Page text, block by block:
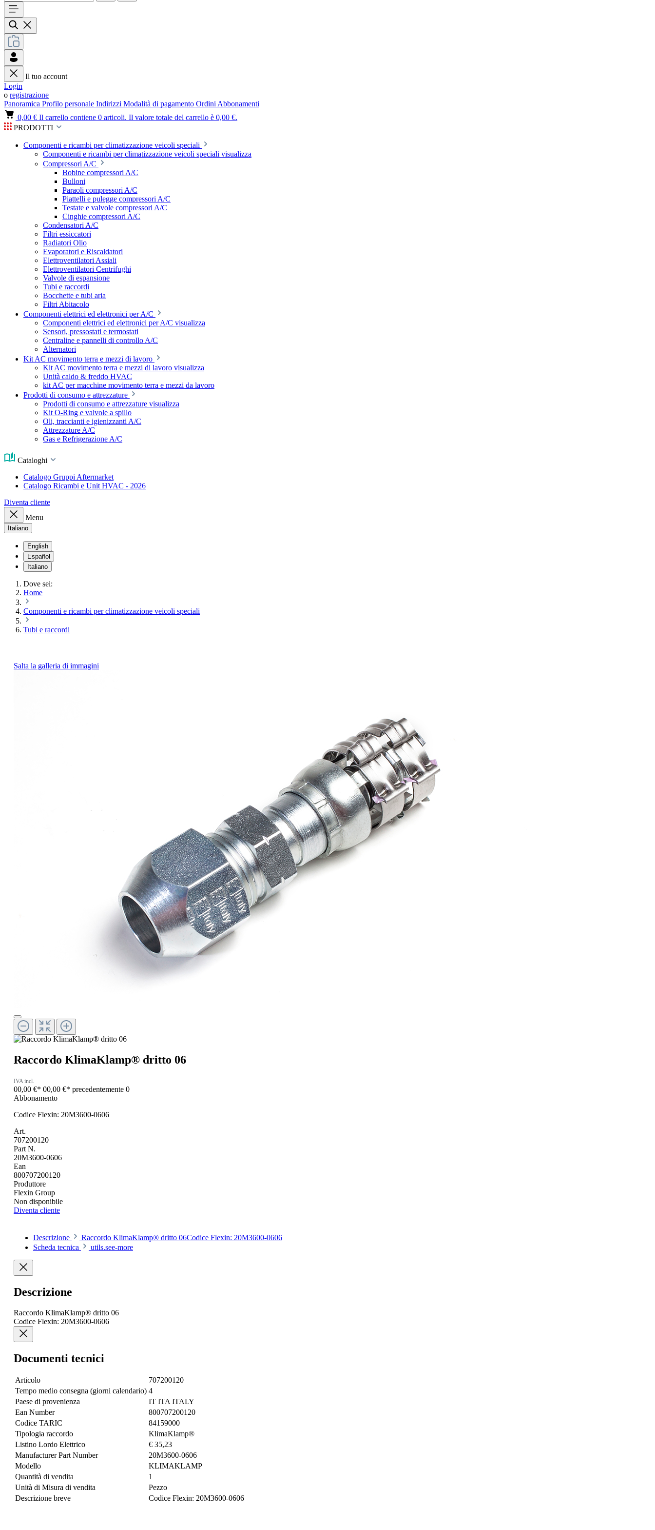
Il tuo account
Login
o registrazione
Panoramica Profilo personale Indirizzi Modalità di pagamento Ordini Abbonamenti
0,00 € Il carrello contiene 0 articoli. Il valore totale del carrello è 0,00 €.
PRODOTTI
Componenti e ricambi per climatizzazione veicoli speciali
Componenti e ricambi per climatizzazione veicoli speciali visualizza
Compressori A/C
Bobine compressori A/C
Bulloni
Paraoli compressori A/C
Piattelli e pulegge compressori A/C
Testate e valvole compressori A/C
Cinghie compressori A/C
Condensatori A/C
Filtri essiccatori
Radiatori Olio
Evaporatori e Riscaldatori
Elettroventilatori Assiali
Elettroventilatori Centrifughi
Valvole di espansione
Tubi e raccordi
Bocchette e tubi aria
Filtri Abitacolo
Componenti elettrici ed elettronici per A/C
Componenti elettrici ed elettronici per A/C visualizza
Sensori, pressostati e termostati
Centraline e pannelli di controllo A/C
Alternatori
Kit AC movimento terra e mezzi di lavoro
Kit AC movimento terra e mezzi di lavoro visualizza
Unità caldo & freddo HVAC
kit AC per macchine movimento terra e mezzi da lavoro
Prodotti di consumo e attrezzature
Prodotti di consumo e attrezzature visualizza
Kit O-Ring e valvole a spillo
Oli, traccianti e igienizzanti A/C
Attrezzature A/C
Gas e Refrigerazione A/C
Cataloghi
Catalogo Gruppi Aftermarket
Catalogo Ricambi e Unit HVAC - 2026
Diventa cliente
Menu
Italiano
English
Español
Italiano
Dove sei:
Home
Componenti e ricambi per climatizzazione veicoli speciali
Tubi e raccordi
Salta la galleria di immagini
Raccordo KlimaKlamp® dritto 06
IVA incl.
00,00 €* 00,00 €* precedentemente 0
Abbonamento
Codice Flexin: 20M3600-0606
Art.
707200120
Part N.
20M3600-0606
Ean
800707200120
Produttore
Flexin Group
Non disponibile
Diventa cliente
Descrizione
Raccordo KlimaKlamp® dritto 06Codice Flexin: 20M3600-0606
Scheda tecnica
utils.see-more
Descrizione
Raccordo KlimaKlamp® dritto 06
Codice Flexin: 20M3600-0606
Documenti tecnici
Articolo
707200120
Tempo medio consegna (giorni calendario) 4
Paese di provenienza
IT ITA ITALY
Ean Number
800707200120
Codice TARIC
84159000
Tipologia raccordo
KlimaKlamp®
Listino Lordo Elettrico
€ 35,23
Manufacturer Part Number
20M3600-0606
Modello
KLIMAKLAMP
Quantità di vendita
1
Unità di Misura di vendita
Pezzo
Descrizione breve
Codice Flexin: 20M3600-0606